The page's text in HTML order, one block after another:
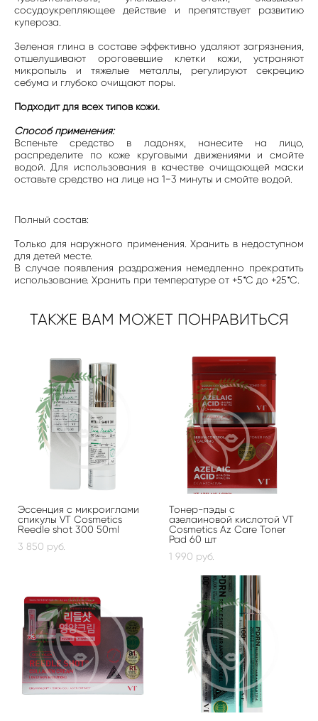
сосудоукрепляющее действие и препятствует развитию
купероза.
Зеленая глина в составе эффективно удаляют загрязнения,
отшелушивают ороговевшие клетки кожи, устраняют
микропыль и тяжелые металлы, регулируют секрецию
себума и глубоко очищают поры.
Подходит для всех типов кожи.
Способ применения:
Вспеньте средство в ладонях, нанесите на лицо,
распределите по коже круговыми движениями и смойте
водой. Для использования в качестве очищающей маски
оставьте средство на лице на 1−3 минуты и смойте водой.
Полный состав:
Только для наружного применения. Хранить в недоступном
для детей месте.
В случае появления раздражения немедленно прекратить
использование. Хранить при температуре от +5*С до +25*С.
ТАКЖЕ ВАМ МОЖЕТ ПОНРАВИТЬСЯ
Эссенция с микроиглами
спикулы VT Cosmetics
Reedle shot 300 50ml
3 850 pуб.
Тонер-пэды с
азелаиновой кислотой VT
Cosmetics Az Care Toner
Pad 60 шт
1 990 pуб.